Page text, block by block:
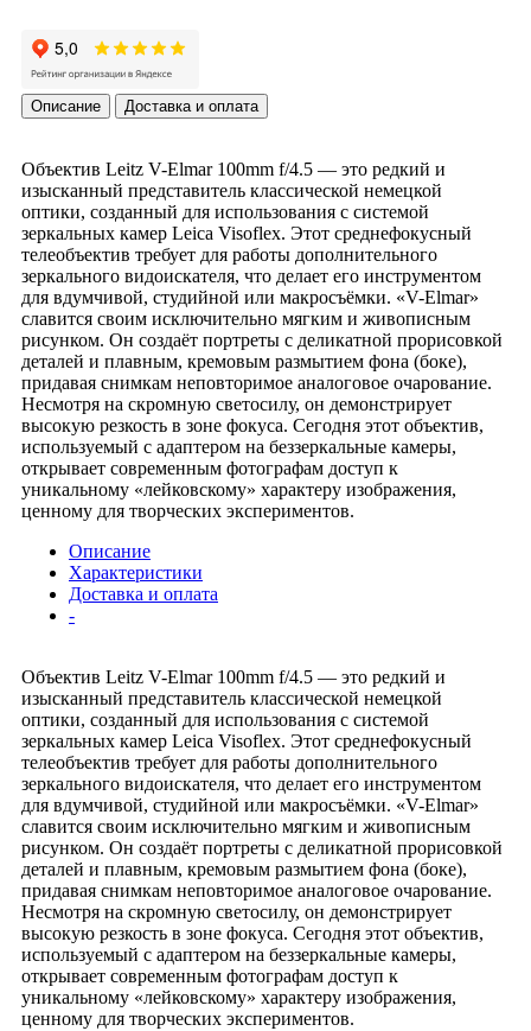
Описание Доставка и оплата
Объектив Leitz V-Elmar 100mm f/4.5 — это редкий и
изысканный представитель классической немецкой
оптики, созданный для использования с системой
зеркальных камер Leica Visoflex. Этот среднефокусный
телеобъектив требует для работы дополнительного
зеркального видоискателя, что делает его инструментом
для вдумчивой, студийной или макросъёмки. «V-Elmar»
славится своим исключительно мягким и живописным
рисунком. Он создаёт портреты с деликатной прорисовкой
деталей и плавным, кремовым размытием фона (боке),
придавая снимкам неповторимое аналоговое очарование.
Несмотря на скромную светосилу, он демонстрирует
высокую резкость в зоне фокуса. Сегодня этот объектив,
используемый с адаптером на беззеркальные камеры,
открывает современным фотографам доступ к
уникальному «лейковскому» характеру изображения,
ценному для творческих экспериментов.
Описание
Характеристики
Доставка и оплата
-
Объектив Leitz V-Elmar 100mm f/4.5 — это редкий и
изысканный представитель классической немецкой
оптики, созданный для использования с системой
зеркальных камер Leica Visoflex. Этот среднефокусный
телеобъектив требует для работы дополнительного
зеркального видоискателя, что делает его инструментом
для вдумчивой, студийной или макросъёмки. «V-Elmar»
славится своим исключительно мягким и живописным
рисунком. Он создаёт портреты с деликатной прорисовкой
деталей и плавным, кремовым размытием фона (боке),
придавая снимкам неповторимое аналоговое очарование.
Несмотря на скромную светосилу, он демонстрирует
высокую резкость в зоне фокуса. Сегодня этот объектив,
используемый с адаптером на беззеркальные камеры,
открывает современным фотографам доступ к
уникальному «лейковскому» характеру изображения,
ценному для творческих экспериментов.